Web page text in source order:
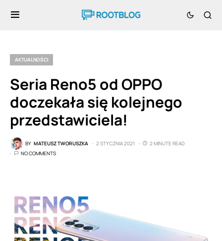
AKTUALNOŚCI
Seria Reno5 od OPPO
doczekała się kolejnego
przedstawiciela!
BY MATEUSZ TWORUSZKA 2 STYCZNIA 2021
2 MINUTE READ
NO COMMENTS